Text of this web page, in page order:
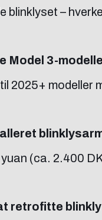
blinklyset –
Model 3-
2025+
(ca. 2.400
retrofitte